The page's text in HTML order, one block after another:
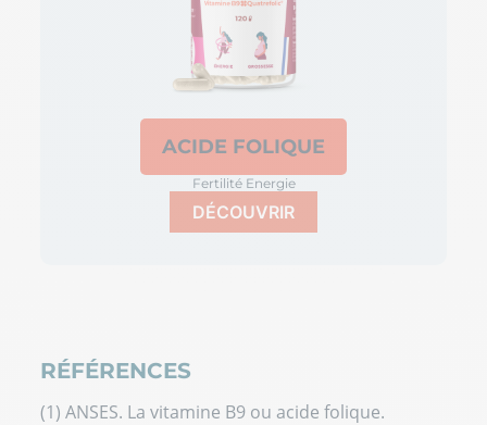
Notre plateforme vous permet d'adapter et de gérer vos
ACIDE FOLIQUE
Fertilité Energie
DÉCOUVRIR
RÉFÉRENCES
(1) ANSES. La vitamine B9 ou acide folique.